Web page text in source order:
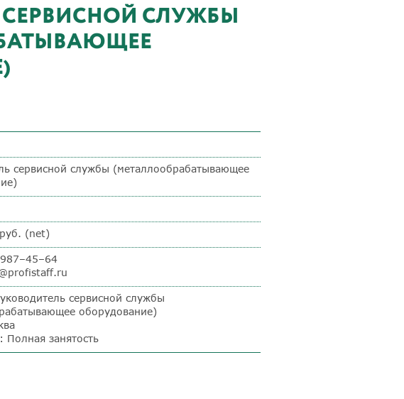
СЛУЖБЫ
сервисной службы (металлообрабатывающее
(net)
сервисной службы
оборудование)
Полная занятость